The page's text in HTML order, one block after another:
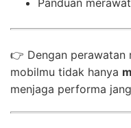
Panduan
👉 Dengan perawatan
mobilmu tidak hanya
menjaga performa